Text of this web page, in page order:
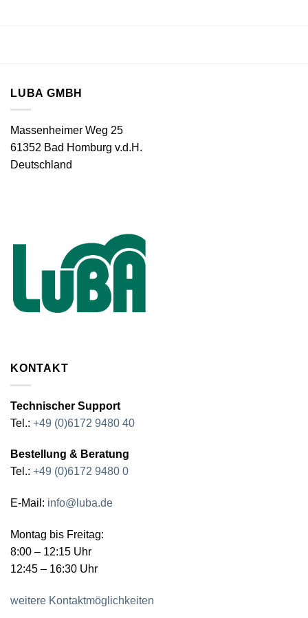
LUBA GMBH
Massenheimer Weg 25
61352 Bad Homburg v.d.H.
Deutschland
KONTAKT
Technischer Support
Tel.: +49 (0)6172 9480 40
Bestellung & Beratung
Tel.: +49 (0)6172 9480 0
E-Mail: info@luba.de
Montag bis Freitag:
8:00 – 12:15 Uhr
12:45 – 16:30 Uhr
weitere Kontaktmöglichkeiten